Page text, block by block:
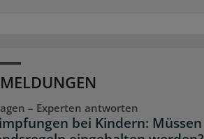
– Experten antworten
bei Kindern: Müssen